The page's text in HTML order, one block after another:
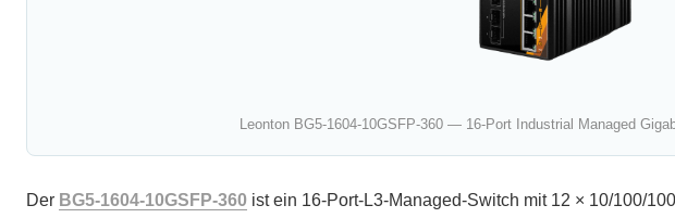
Leonton BG5-1604-10GSFP-360 — 16-Port Industrial Managed
Der BG5-1604-10GSFP-360 ist ein 16-Port-L3-Managed-Switch mit 12 × 10/100/